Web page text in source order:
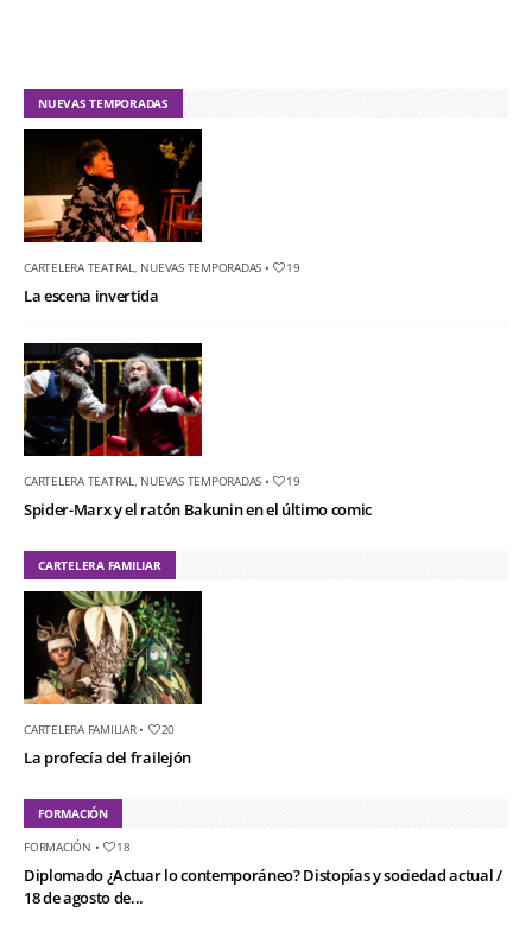
NUEVAS TEMPORADAS
CARTELERA TEATRAL NUEVAS TEMPORADAS • 19
La escena invertida
CARTELERA TEATRAL NUEVAS TEMPORADAS • 19
Spider-Marx y el ratón Bakunin en el último comic
CARTELERA FAMILIAR
CARTELERA FAMILIAR• 20
La profecía del frailejón
FORMACIÓN
FORMACIÓN • 18
Diplomado ¿Actuar lo contemporáneo? Distopías y sociedad actual /
18 de agosto de...